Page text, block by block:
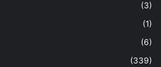
(3)
(1)
(6)
(339)